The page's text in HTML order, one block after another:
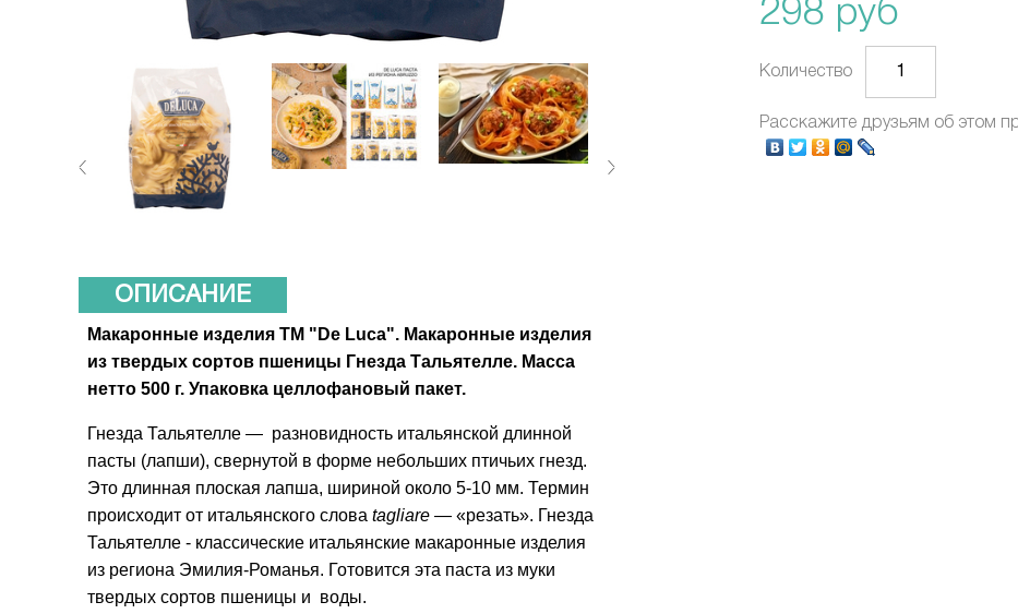
ОПИСАНИЕ
Макаронные изделия ТМ "De Luca". Макаронные изделия
из твердых сортов пшеницы Гнезда Тальятелле. Масса
нетто 500 г. Упаковка целлофановый пакет.
Гнезда Тальятелле — разновидность итальянской длинной
пасты (лапши), свернутой в форме небольших птичьих гнезд.
Это длинная плоская лапша, шириной около 5-10 мм. Термин
происходит от итальянского слова tagliare — «резать». Гнезда
Тальятелле - классические итальянские макаронные изделия
из региона Эмилия-Романья. Готовится эта паста из муки
твердых сортов пшеницы и воды.
298 руб
Количество
Расскажите друзьям об этом